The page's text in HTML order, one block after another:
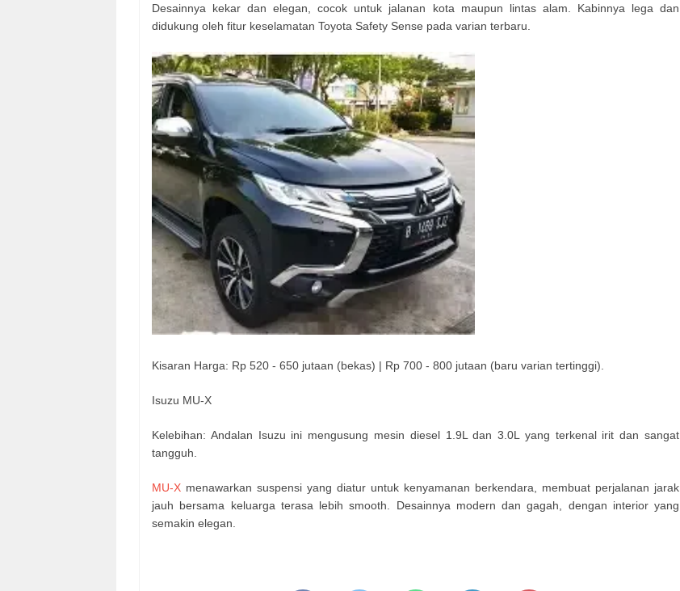
Desainnya kekar dan elegan, cocok untuk jalanan kota maupun lintas alam. Kabinnya lega dan
didukung oleh fitur keselamatan Toyota Safety Sense pada varian terbaru.
Kisaran Harga: Rp 520 - 650 jutaan (bekas) | Rp 700 - 800 jutaan (baru varian tertinggi).
Isuzu MU-X
Kelebihan: Andalan Isuzu ini mengusung mesin diesel 1.9L dan 3.0L yang terkenal irit dan sangat
tangguh.
MU-X menawarkan suspensi yang diatur untuk kenyamanan berkendara, membuat perjalanan jarak
jauh bersama keluarga terasa lebih smooth. Desainnya modern dan gagah, dengan interior yang
semakin elegan.